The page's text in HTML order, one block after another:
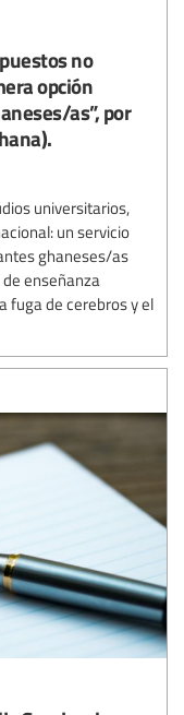
no
opción
as”, por
universitarios,
un servicio
ghaneses/as
enseñanza
fuga de cerebros y el